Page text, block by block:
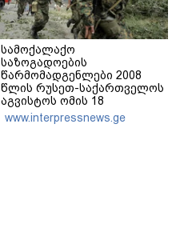
სამოქალაქო
საზოგადოების
წარმომადგენლები 2008
წლის რუსეთ-საქართველოს
აგვისტოს ომის 18
წლისთავთან
დაკავშირებით ერთობლივ
www.interpressnews.ge